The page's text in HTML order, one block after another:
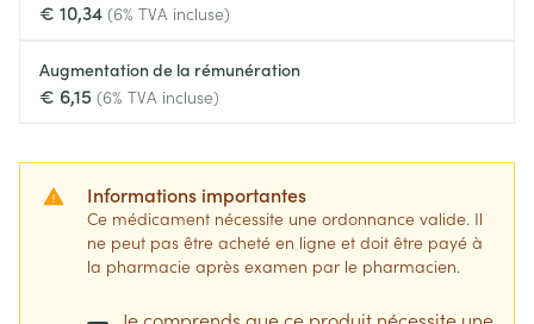
€ 10,34 (6% TVA incluse)
Augmentation de la rémunération
€ 6,15 (6% TVA incluse)
Informations importantes
Ce médicament nécessite une ordonnance valide. Il
ne peut pas être acheté en ligne et doit être payé à
la pharmacie après examen par le pharmacien.